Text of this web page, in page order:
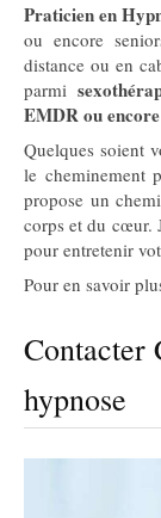
Praticien en
ou encore
distance ou en
parmi
EMDR ou
Quelques soient
le cheminement
propose un
corps et du cœur.
pour entretenir
Pour en savoir
Contacter
hypnose